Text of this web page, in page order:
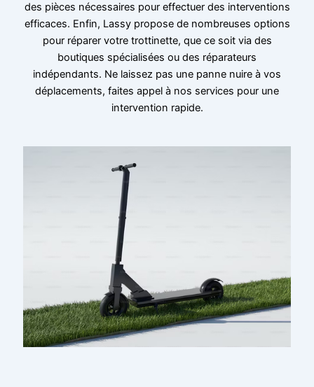
des pièces nécessaires pour effectuer des interventions
efficaces. Enfin, Lassy propose de nombreuses options
pour réparer votre trottinette, que ce soit via des
boutiques spécialisées ou des réparateurs
indépendants. Ne laissez pas une panne nuire à vos
déplacements, faites appel à nos services pour une
intervention rapide.